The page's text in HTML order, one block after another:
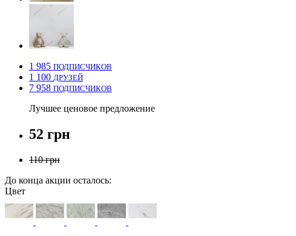
1 985 ПОДПИСЧИКОВ
1 100 ДРУЗЕЙ
7 958 ПОДПИСЧИКОВ
Лучшее ценовое предложение
52 грн
110 грн
До конца акции осталось:
Цвет